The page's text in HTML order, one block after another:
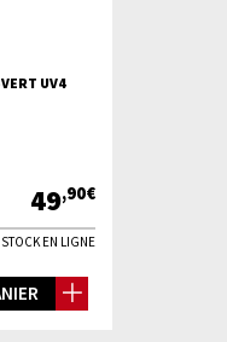
UV4
49,90€
STOCK EN LIGNE